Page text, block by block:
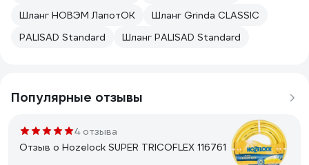
Шланг НОВЭМ ЛапотОК
Шланг Grinda CLASSIC
PALISAD Standard
Шланг PALISAD Standard
Популярные отзывы
4 отзыва
Отзыв о Hozelock SUPER TRICOFLEX 116761